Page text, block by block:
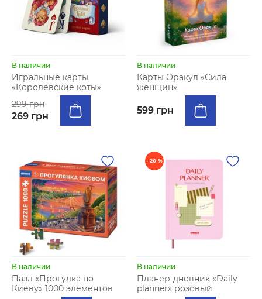
В наличии
Игральные карты
«Королевские коты»
299 грн
269 грн
В наличии
Карты Оракул «Сила
женщин»
599 грн
В наличии
Пазл «Прогулка по
Киеву» 1000 элементов
- 20 %
В наличии
Планер-дневник «Daily
planner» розовый